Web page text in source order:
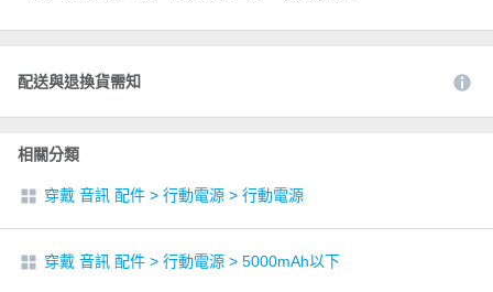
配送與退換貨需知
相關分類
穿戴 音訊 配件 > 行動電源 > 行動電源
穿戴 音訊 配件 > 行動電源 > 5000mAh以下